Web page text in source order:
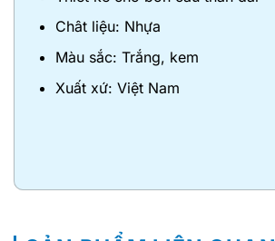
Chât liệu: Nhựa
Màu sắc: Trắng, kem
Xuất xứ: Việt Nam